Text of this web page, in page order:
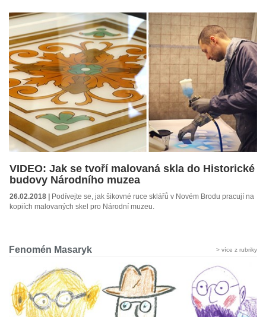
VIDEO: Jak se tvoří malovaná skla do Historické
budovy Národního muzea
26.02.2018 | Podívejte se, jak šikovné ruce sklářů v Novém Brodu pracují na
kopiích malovaných skel pro Národní muzeu.
Fenomén Masaryk > více z rubriky